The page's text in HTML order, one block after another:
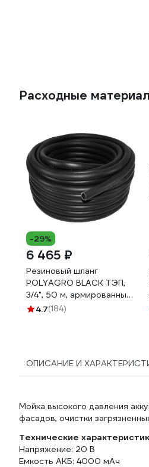
Расходные
-29%
6 465 ₽
Резиновый шланг
POLYAGRO BLACK ТЭП,
3/4", 50 м, армированный,
морозостойкий 7558150
4.7(184)
ОПИСАНИЕ И
Мойка высокого давления
фасадов, очистки
Технические
Напряжение: 20 В
Емкость АКБ: 4000 мАч